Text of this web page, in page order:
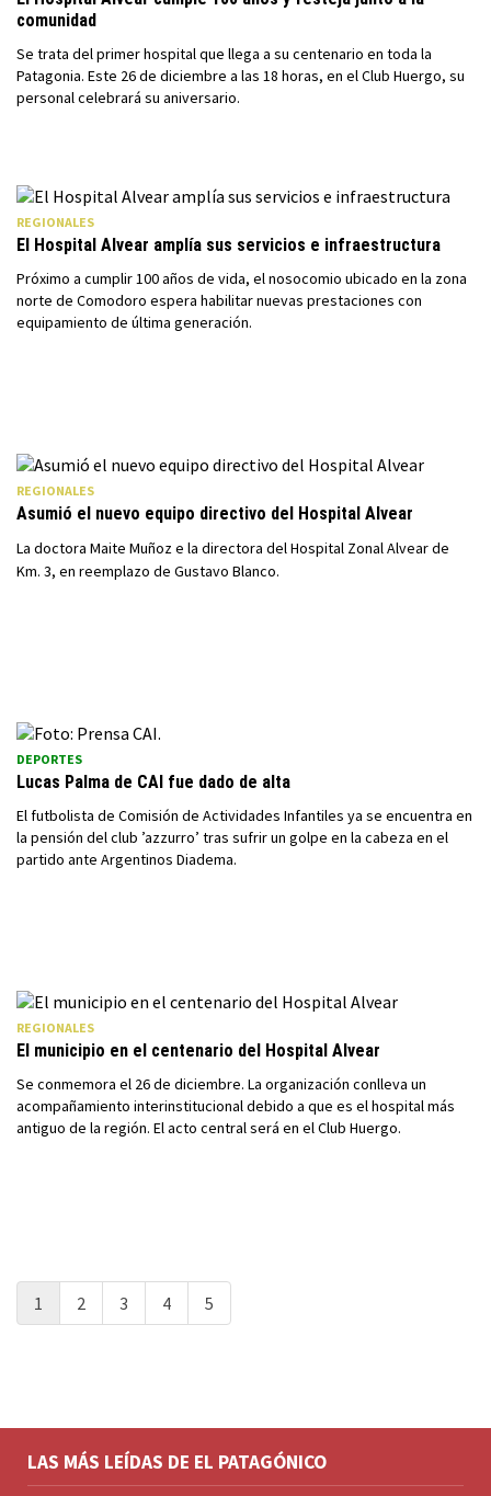
comunidad
Se trata del primer hospital que llega a su centenario en toda la
Patagonia. Este 26 de diciembre a las 18 horas, en el Club Huergo, su
personal celebrará su aniversario.
REGIONALES
El Hospital Alvear amplía sus servicios e infraestructura
Próximo a cumplir 100 años de vida, el nosocomio ubicado en la zona
norte de Comodoro espera habilitar nuevas prestaciones con
equipamiento de última generación.
REGIONALES
Asumió el nuevo equipo directivo del Hospital Alvear
La doctora Maite Muñoz e la directora del Hospital Zonal Alvear de
Km. 3, en reemplazo de Gustavo Blanco.
DEPORTES
Lucas Palma de CAI fue dado de alta
El futbolista de Comisión de Actividades Infantiles ya se encuentra en
la pensión del club ’azzurro’ tras sufrir un golpe en la cabeza en el
partido ante Argentinos Diadema.
REGIONALES
El municipio en el centenario del Hospital Alvear
Se conmemora el 26 de diciembre. La organización conlleva un
acompañamiento interinstitucional debido a que es el hospital más
antiguo de la región. El acto central será en el Club Huergo.
1 2 3 4 5
LAS MÁS LEÍDAS DE EL PATAGÓNICO